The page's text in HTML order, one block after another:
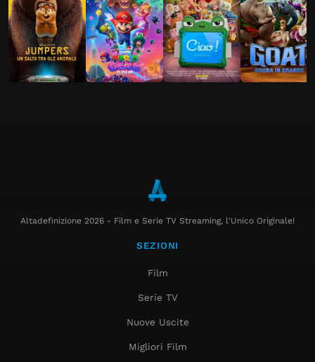
Altadefinizione 2026 - Film e Serie TV Streaming, l'Unico Originale!
SEZIONI
Film
Serie TV
Nuove Uscite
Migliori Film